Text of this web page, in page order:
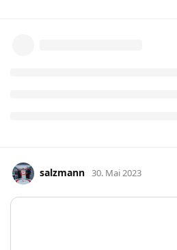
salzmann 30. Mai 2023